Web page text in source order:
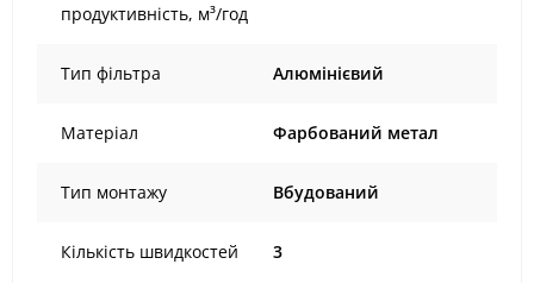
продуктивність, м³/год
Тип фільтра Алюмінієвий
Матеріал Фарбований метал
Тип монтажу Вбудований
Кількість швидкостей 3